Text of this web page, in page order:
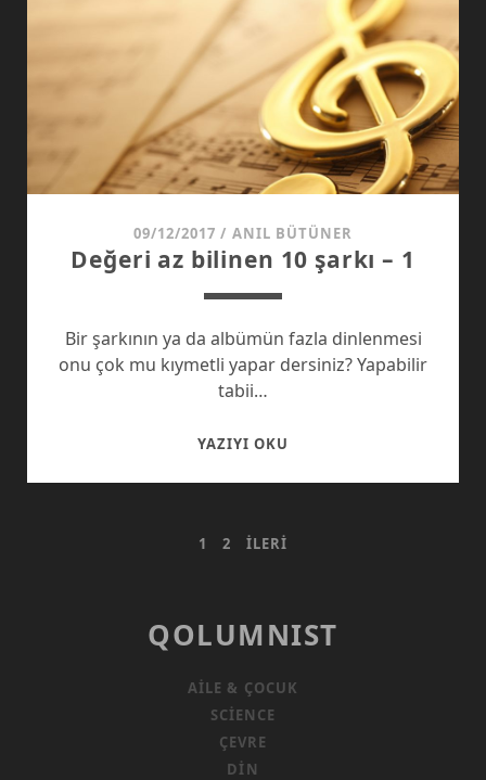
09/12/2017 / ANIL BÜTÜNER
Değeri az bilinen 10 şarkı – 1
Bir şarkının ya da albümün fazla dinlenmesi
onu çok mu kıymetli yapar dersiniz? Yapabilir
tabii…
YAZIYI OKU
1 2 İLERI
QOLUMNIST
AILE & ÇOCUK
SCIENCE
ÇEVRE
DIN